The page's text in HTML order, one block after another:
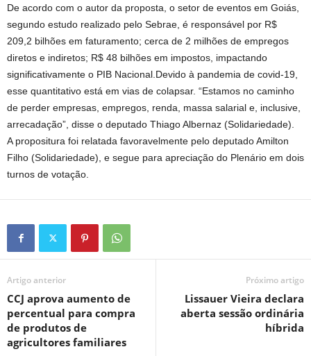
De acordo com o autor da proposta, o setor de eventos em Goiás,
segundo estudo realizado pelo Sebrae, é responsável por R$
209,2 bilhões em faturamento; cerca de 2 milhões de empregos
diretos e indiretos; R$ 48 bilhões em impostos, impactando
significativamente o PIB Nacional.Devido à pandemia de covid-19,
esse quantitativo está em vias de colapsar. “Estamos no caminho
de perder empresas, empregos, renda, massa salarial e, inclusive,
arrecadação”, disse o deputado Thiago Albernaz (Solidariedade).
A propositura foi relatada favoravelmente pelo deputado Amilton
Filho (Solidariedade), e segue para apreciação do Plenário em dois
turnos de votação.
Artigo anterior
CCJ aprova aumento de
percentual para compra
de produtos de
agricultores familiares
Próximo artigo
Lissauer Vieira declara
aberta sessão ordinária
híbrida